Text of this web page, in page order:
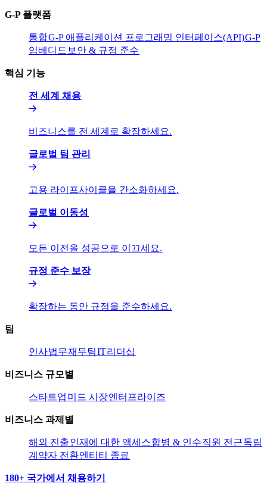
G-P 플랫폼​​
통합​​G-P 애플리케이션 프로그래밍 인터페이스(API)​​G-P
임베디드​​ 보안 & 규정 준수​​
핵심 기능​​
전 세계 채용​​
비즈니스를 전 세계로 확장하세요.​​
글로벌 팀 관리​​
고용 라이프사이클을 간소화하세요.​​
글로벌 이동성​​
모든 이전을 성공으로 이끄세요.​​
규정 준수 보장​​
확장하는 동안 규정을 준수하세요.​​
팀​​
인사​​법무​​재무팀​​IT​​리더십​​
비즈니스 규모별​​
스타트업​​ 미드 시장​​엔터프라이즈​​
비즈니스 과제별​​
해외 진출​​인재에 대한 액세스​​합병 & 인수​​직원 전근​​독립
계약자 전환​​엔티티 종료​​
180+ 국가에서 채용하기​​